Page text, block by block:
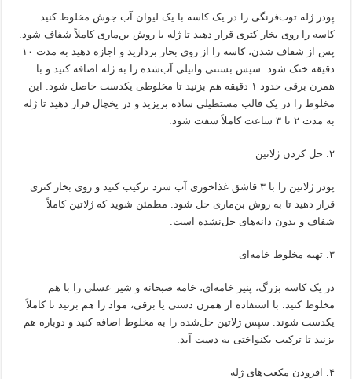
پودر ژله توت‌فرنگی را در یک کاسه با یک لیوان آب جوش مخلوط کنید.
کاسه را روی بخار کتری قرار دهید تا ژله با روش بن‌ماری کاملاً شفاف شود.
پس از شفاف شدن، کاسه را از روی بخار بردارید و اجازه دهید به مدت ۱۰
دقیقه خنک شود. سپس بستنی وانیلی آب‌شده را به ژله اضافه کنید و با
همزن برقی حدود ۱ دقیقه هم بزنید تا مخلوطی یکدست حاصل شود. این
مخلوط را در یک قالب مستطیلی ساده بریزید و در یخچال قرار دهید تا ژله
به مدت ۲ تا ۳ ساعت کاملاً سفت شود.
۲. حل کردن ژلاتین
پودر ژلاتین را با ۳ قاشق غذاخوری آب سرد ترکیب کنید و روی بخار کتری
قرار دهید تا به روش بن‌ماری حل شود. مطمئن شوید که ژلاتین کاملاً
شفاف و بدون دانه‌های حل‌نشده است.
۳. تهیه مخلوط خامه‌ای
در یک کاسه بزرگ، پنیر خامه‌ای، خامه صبحانه و شیر عسلی را با هم
مخلوط کنید. با استفاده از همزن دستی یا برقی، مواد را هم بزنید تا کاملاً
یکدست شوند. سپس ژلاتین حل‌شده را به مخلوط اضافه کنید و دوباره هم
بزنید تا ترکیب یکنواختی به دست آید.
۴. افزودن مکعب‌های ژله